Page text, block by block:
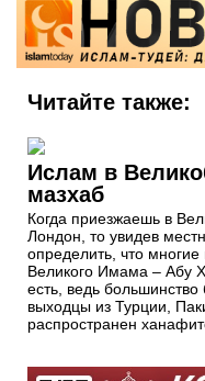
Читайте также:
Ислам в
мазхаб
Когда приезжаешь в
Лондон, то увидев
определить, что
Великого Имама – Абу
есть, ведь
выходцы из Турции,
распространен